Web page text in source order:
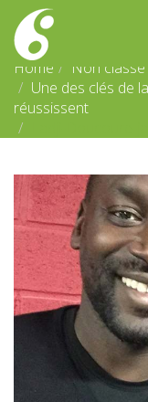
Single
Home
Non classé
Une des clés de
réussissent